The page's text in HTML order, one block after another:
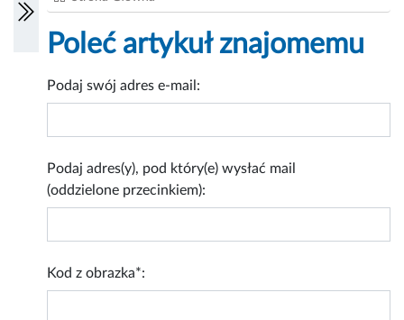
Poleć artykuł znajomemu
Podaj swój adres e-mail:
Podaj adres(y), pod który(e) wysłać mail
(oddzielone przecinkiem):
Kod z obrazka*: